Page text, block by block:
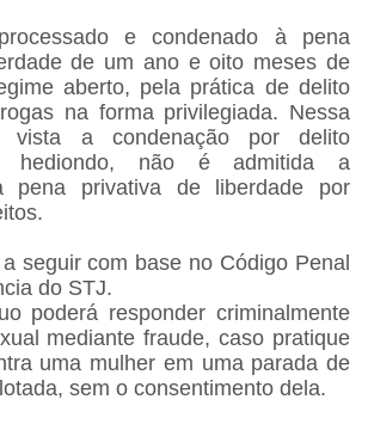
e condenado à pena
de um ano e oito meses de
aberto, pela prática de delito
na forma privilegiada. Nessa
vista a condenação por delito
hediondo, não é admitida a
pena privativa de liberdade por
seguir com base no Código Penal
do STJ.
poderá responder criminalmente
mediante fraude, caso pratique
uma mulher em uma parada de
sem o consentimento dela.